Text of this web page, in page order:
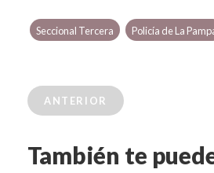
Seccional Tercera Policía de La
ANTERIOR
También te